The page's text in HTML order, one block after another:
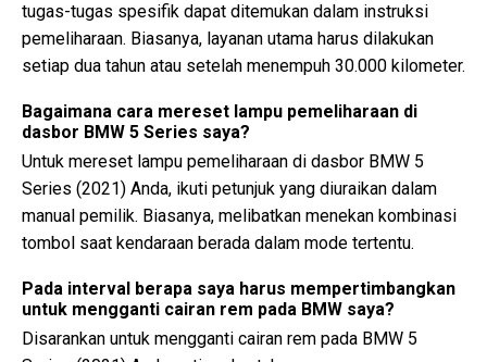
tugas-tugas spesifik dapat ditemukan dalam instruksi
pemeliharaan. Biasanya, layanan utama harus dilakukan
setiap dua tahun atau setelah menempuh 30.000 kilometer.
Bagaimana cara mereset lampu pemeliharaan di
dasbor BMW 5 Series saya?
Untuk mereset lampu pemeliharaan di dasbor BMW 5
Series (2021) Anda, ikuti petunjuk yang diuraikan dalam
manual pemilik. Biasanya, melibatkan menekan kombinasi
tombol saat kendaraan berada dalam mode tertentu.
Pada interval berapa saya harus mempertimbangkan
untuk mengganti cairan rem pada BMW saya?
Disarankan untuk mengganti cairan rem pada BMW 5